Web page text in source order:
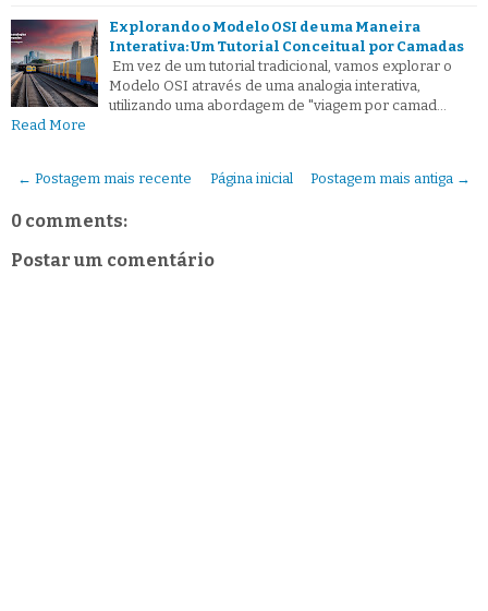
Explorando o Modelo OSI de uma Maneira
Interativa: Um Tutorial Conceitual por Camadas
Em vez de um tutorial tradicional, vamos explorar o
Modelo OSI através de uma analogia interativa,
utilizando uma abordagem de "viagem por camad…
Read More
← Postagem mais recente Postagem mais antiga →
Página inicial
0 comments:
Postar um comentário